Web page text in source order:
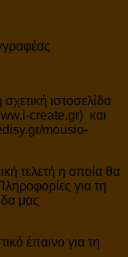
ιστοσελίδα
create.gr) και
mousio-
τελετή η οποία θα
για τη
μας
έπαινο για τη